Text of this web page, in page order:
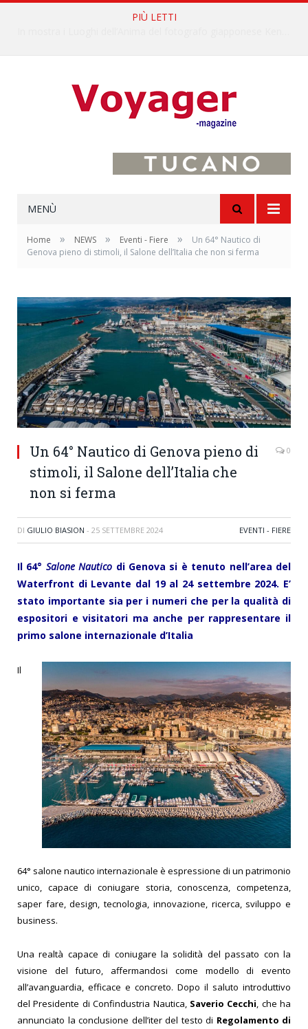
PIÙ LETTI
MENÙ
Home » NEWS » Eventi - Fiere »
Un 64° Nautico di
Genova pieno di stimoli, il Salone dell’Italia che non si ferma
Un 64° Nautico di Genova pieno di
stimoli, il Salone dell’Italia che
non si ferma
0
DI GIULIO BIASION - 25 SETTEMBRE 2024 EVENTI - FIERE
Il 64° Salone Nautico di Genova si è tenuto nell’area del
Waterfront di Levante dal 19 al 24 settembre 2024. E’
stato importante sia per i numeri che per la qualità di
espositori e visitatori ma anche per rappresentare il
primo salone internazionale d’Italia
Il
64° salone nautico internazionale è espressione di un patrimonio
unico, capace di coniugare storia, conoscenza, competenza,
saper fare, design, tecnologia, innovazione, ricerca, sviluppo e
business.
Una realtà capace di coniugare la solidità del passato con la
visione del futuro, affermandosi come modello di evento
all’avanguardia, efficace e concreto. Dopo il saluto introduttivo
del Presidente di Confindustria Nautica, Saverio Cecchi , che ha
annunciato la conclusione dell’iter del testo di Regolamento di